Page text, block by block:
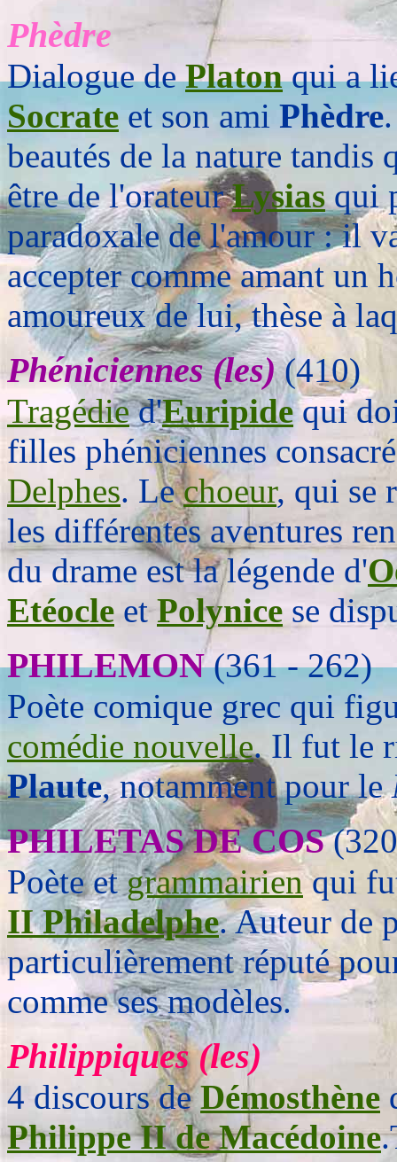
Phèdre
Dialogue dePlatonqui a
Socrateet son ami Phèdre
beautés de la nature tandis
être de l'orateurLysiasqui
paradoxale de l'amour : il
accepter comme amant un
amoureux de lui, thèse à
Phéniciennes (les)(410)
Tragédied'Euripidequi
filles phéniciennes
Delphes. Lechoeur, qui se
les différentes aventures
du drame est la légende d'
Etéocle etPolynice se
PHILEMON (361 - 262)
Poète comique grec qui
comédie nouvelle. Il fut le
Plaute, notamment pour le
PHILETAS DE COS
Poète etgrammairienqui
II Philadelphe. Auteur de
particulièrement réputé
comme ses modèles.
Philippiques (les)
4 discours deDémosthène
Philippe II de Macédoine